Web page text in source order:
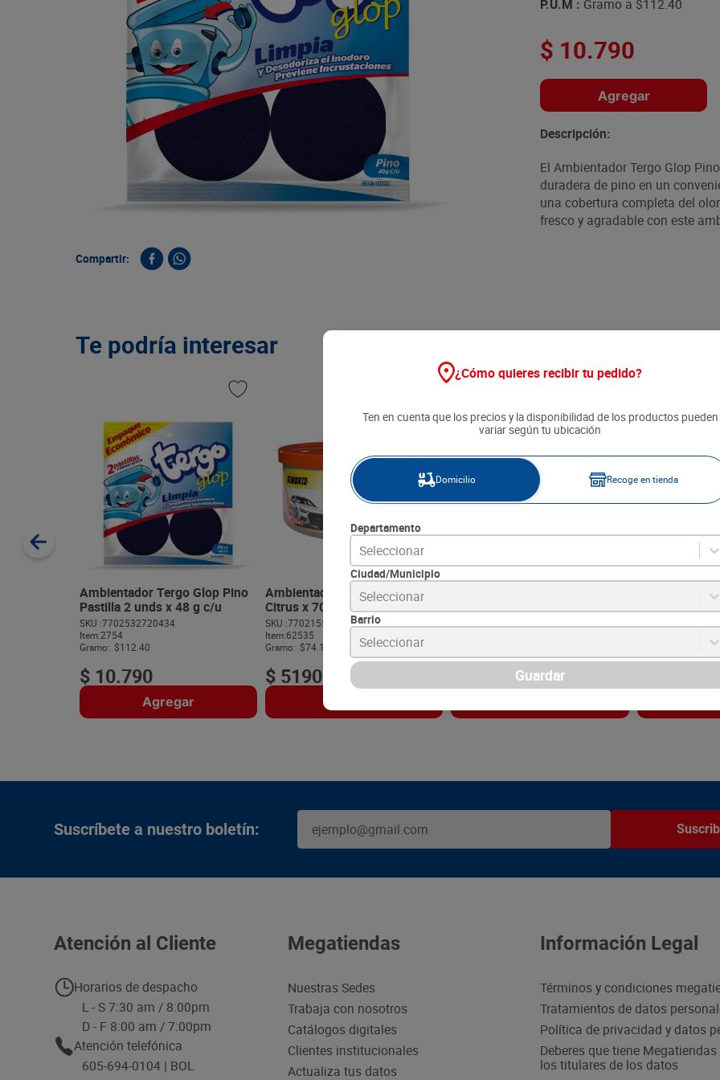
9.
queso
10. papa
Compartir:
P.U.M : Gramo a $112.40
$ 10.790
Agregar
Descripción:
El Ambientador Tergo Glop
duradera de pino en un
una cobertura completa del
fresco y agradable con este
Te podría interesar
Ambientador Tergo Glop Pino
Pastilla 2 unds x 48 g c/u
SKU :7702532720434
Item:2754
Gramo: $112.40
$ 10.790
Agregar
Ambientador Simoniz Gel
Citrus x 70 g
SKU :7702155540525
Item:62535
Gramo: $74.14
$ 5190
Harmony 3 unds x 21 ml c/u
690
Ambientador
Caricias Bebe
Suscríbete a nuestro boletín:
Atención al Cliente
Horarios de despacho
L - S 7:30 am / 8:00pm
D - F 8:00 am / 7:00pm
Atención telefónica
605-694-0104 | BOL
Megatiendas
Nuestras Sedes
Trabaja con nosotros
Catálogos digitales
Clientes institucionales
Actualiza tus datos
Información Legal
Términos y condiciones
Tratamientos de datos
Política de privacidad y datos
Deberes que tiene
los titulares de los datos
¿Cómo quieres recibir tu pedido?
Ten en cuenta que los precios y la disponibilidad de los productos pueden
variar según tu ubicación
Domicilio Recoge en tienda
Departamento
Seleccionar
Ciudad/Municipio
Seleccionar
Barrio
Seleccionar
Guardar